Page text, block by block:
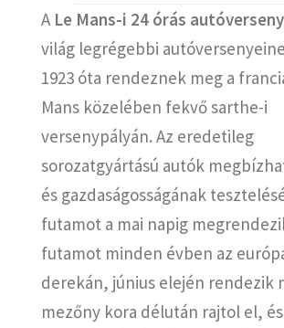
A Le Mans-i 24 órás autóverseny
világ legrégebbi
1923 óta rendeznek meg a
Mans közelében fekvő sarthe-i
versenypályán. Az eredetileg
sorozatgyártású autók
és gazdaságosságának
futamot a mai napig
futamot minden évben az
derekán, június elején rendezik
mezőny kora délután rajtol el,